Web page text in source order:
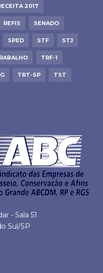
2017
REFIS SENADO
SPED STF STJ
TRF-1
TRT-SP TST
- Sala 51
Sul/SP